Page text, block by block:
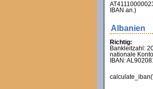
IBAN an.)
Albanien
Richtig:
Bankleitzahl:
nationale
IBAN: